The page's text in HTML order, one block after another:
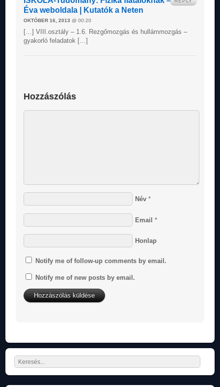
Éva weboldala | Kutatók a Neten
OKTÓBER 16, 2013 @ 00:20
[…] VIII.osztály – 1.6. Rezgőmozgás és hullámmozgás –
gyakorló feladatok […]
Hozzászólás
Név *
Email *
Honlap
Notify me of follow-up comments by email.
Notify me of new posts by email.